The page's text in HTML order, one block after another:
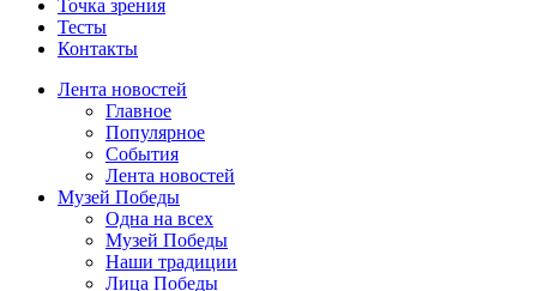
Точка зрения
Тесты
Контакты
Лента новостей
Главное
Популярное
События
Лента новостей
Музей Победы
Одна на всех
Музей Победы
Наши традиции
Лица Победы